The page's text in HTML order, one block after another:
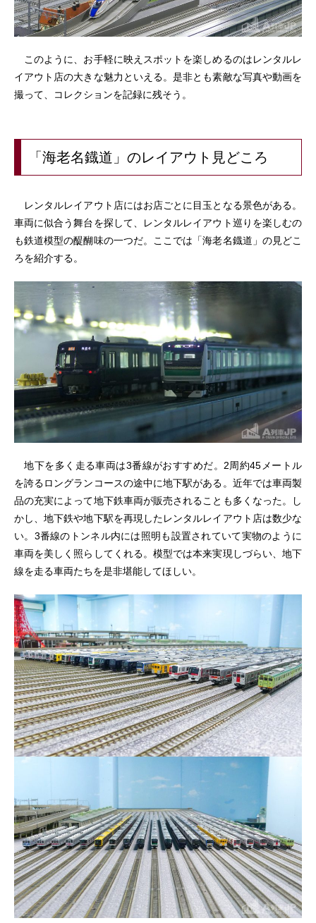
このように、お手軽に映えスポットを楽しめるのはレンタルレ
イアウト店の大きな魅力といえる。是非とも素敵な写真や動画を
撮って、コレクションを記録に残そう。
「海老名鐡道」のレイアウト見どころ
レンタルレイアウト店にはお店ごとに目玉となる景色がある。
車両に似合う舞台を探して、レンタルレイアウト巡りを楽しむの
も鉄道模型の醍醐味の一つだ。ここでは「海老名鐡道」の見どこ
ろを紹介する。
地下を多く走る車両は3番線がおすすめだ。2周約45メートル
を誇るロングランコースの途中に地下駅がある。近年では車両製
品の充実によって地下鉄車両が販売されることも多くなった。し
かし、地下鉄や地下駅を再現したレンタルレイアウト店は数少な
い。3番線のトンネル内には照明も設置されていて実物のように
車両を美しく照らしてくれる。模型では本来実現しづらい、地下
線を走る車両たちを是非堪能してほしい。